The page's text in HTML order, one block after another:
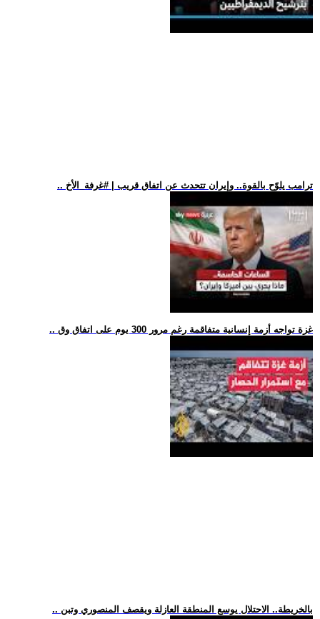
.. ترامب يلوّح بالقوة.. وإيران تتحدث عن اتفاق قريب | #غرفة_الأخ
.. غزة تواجه أزمة إنسانية متفاقمة رغم مرور 300 يوم على اتفاق وق
.. بالخريطة.. الاحتلال يوسع المنطقة العازلة ويقصف المنصوري وتبن